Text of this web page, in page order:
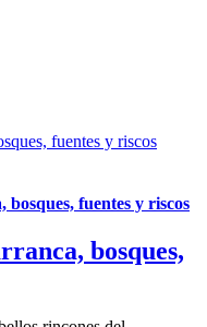
fuentes y riscos
fuentes y riscos
bosques,